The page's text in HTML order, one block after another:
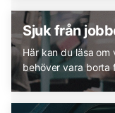
Sjuk från
Här kan du läsa
behöver vara borta